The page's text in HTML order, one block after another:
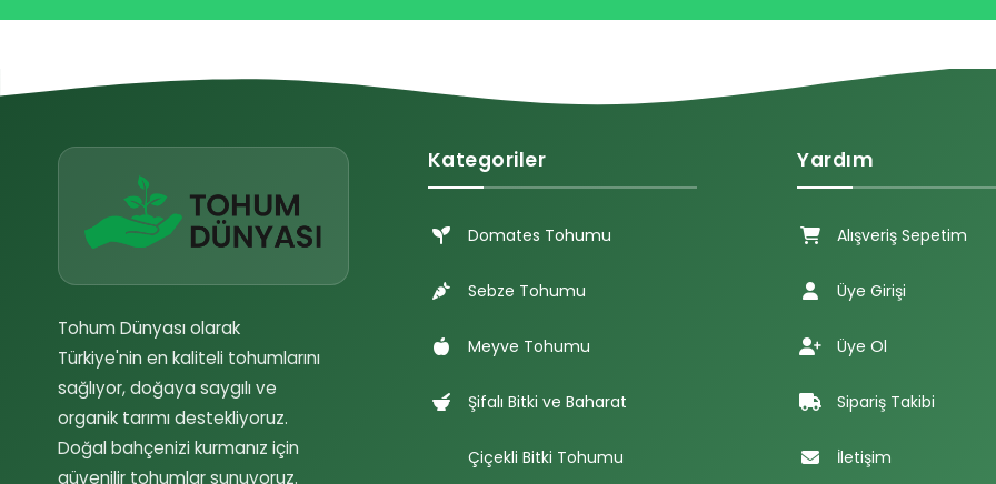
Tohum Dünyası olarak
Türkiye'nin en kaliteli tohumlarını
sağlıyor, doğaya saygılı ve
organik tarımı destekliyoruz.
Doğal bahçenizi kurmanız için
güvenilir tohumlar sunuyoruz.
Kategoriler
Domates Tohumu
Sebze Tohumu
Meyve Tohumu
Şifalı Bitki ve Baharat
Çiçekli Bitki Tohumu
Yardım
Alışveriş Sepetim
Üye Girişi
Üye Ol
Sipariş Takibi
İletişim